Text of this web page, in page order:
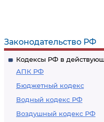
Законодательство РФ
Кодексы РФ в
АПК РФ
Бюджетный кодекс
Водный кодекс РФ
Воздушный кодекс РФ
объектов